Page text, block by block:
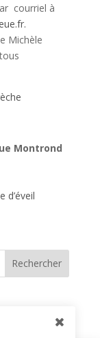
courriel à
Michèle
Montrond
d’éveil